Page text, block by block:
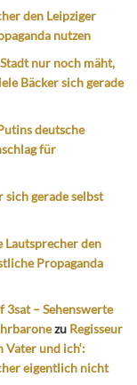
den Leipziger
nutzen
nur noch mäht,
Bäcker sich gerade
deutsche
für
sich gerade selbst
Lautsprecher den
Propaganda
3sat – Sehenswerte
zu Regisseur
Vater und ich‘:
eigentlich nicht